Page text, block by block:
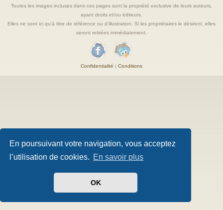
En poursuivant votre navigation, vous acceptez
l’utilisation de cookies. En savoir plus
OK
Toutes les images incluses dans ces pages sont la propriété exclusive de leurs auteurs,
ayant droits et/ou éditeurs.
Elles ne sont ici qu'à titre de référence ou d'illustration. Si les propriétaires le désirent, elles
seront retirées immédiatement.
Confidentialité | Conditions